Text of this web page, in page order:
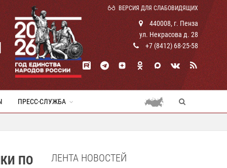
ВЕРСИЯ ДЛЯ СЛАБОВИДЯЩИХ
440008, г. Пенза
ул. Некрасова д. 28
+7 (8412) 68-25-58
ПРЕСС-СЛУЖБА
ПО
ЛЕНТА НОВОСТЕЙ